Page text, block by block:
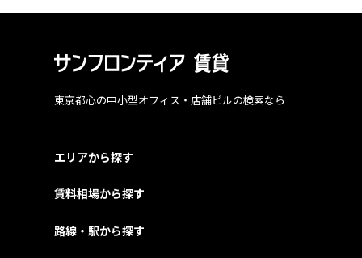
東京都心の中小型オフィス・店舗ビルの検索なら
エリアから探す
賃料相場から探す
路線・駅から探す